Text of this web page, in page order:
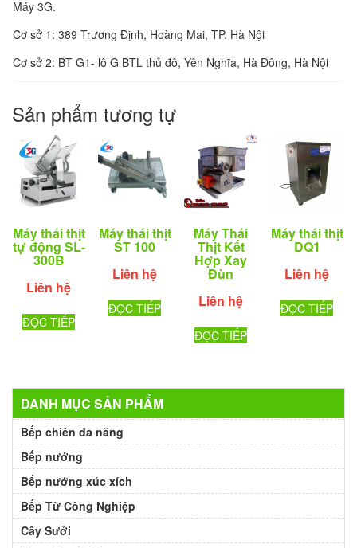
Máy 3G.
Cơ sở 1: 389 Trương Định, Hoàng Mai, TP. Hà Nội
Cơ sở 2: BT G1- lô G BTL thủ đô, Yên Nghĩa, Hà Đông, Hà Nội
Sản phẩm tương tự
Máy thái thịt
tự động SL-
300B
Liên hệ
ĐỌC TIẾP
Máy thái thịt
ST 100
Liên hệ
ĐỌC TIẾP
Máy Thái
Thịt Kết
Hợp Xay
Đùn
Liên hệ
ĐỌC TIẾP
Máy thái thịt
DQ1
Liên hệ
ĐỌC TIẾP
DANH MỤC SẢN PHẨM
Bếp chiên đa năng
Bếp nướng
Bếp nướng xúc xích
Bếp Từ Công Nghiệp
Cây Sưởi